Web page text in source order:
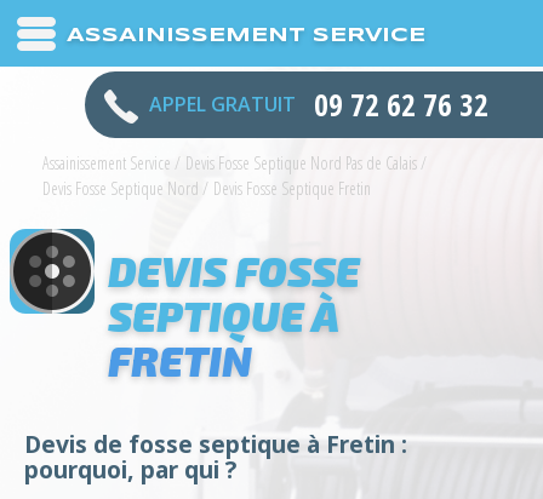
ASSAINISSEMENT SERVICE
APPEL GRATUIT 09 72 62 76 32
Assainissement Service / Devis Fosse Septique Nord Pas de Calais/
Devis Fosse Septique Nord / Devis Fosse Septique Fretin
DEVIS FOSSE
SEPTIQUE À
FRETIN
Devis de fosse septique à Fretin :
pourquoi, par qui ?